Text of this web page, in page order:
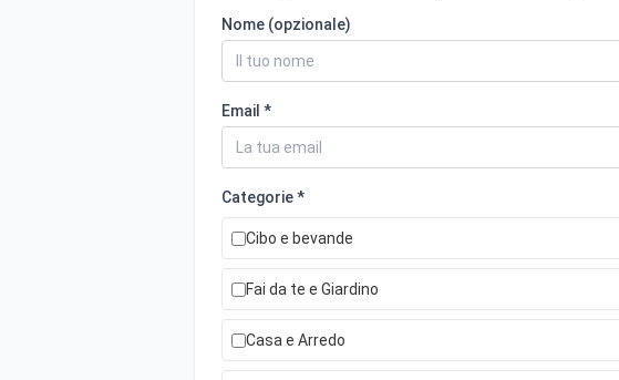
Nome (opzionale)
Email *
Categorie *
Cibo e bevande
Fai da te e Giardino
Casa e Arredo